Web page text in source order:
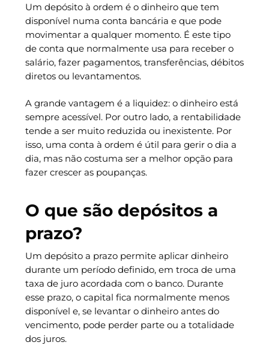
Um depósito à ordem é o dinheiro que tem
disponível numa conta bancária e que pode
movimentar a qualquer momento. É este tipo
de conta que normalmente usa para receber o
salário, fazer pagamentos, transferências, débitos
diretos ou levantamentos.
A grande vantagem é a liquidez: o dinheiro está
sempre acessível. Por outro lado, a rentabilidade
tende a ser muito reduzida ou inexistente. Por
isso, uma conta à ordem é útil para gerir o dia a
dia, mas não costuma ser a melhor opção para
fazer crescer as poupanças.
O que são depósitos a
prazo?
Um depósito a prazo permite aplicar dinheiro
durante um período definido, em troca de uma
taxa de juro acordada com o banco. Durante
esse prazo, o capital fica normalmente menos
disponível e, se levantar o dinheiro antes do
vencimento, pode perder parte ou a totalidade
dos juros.